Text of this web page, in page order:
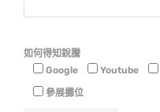
如何得知銳騰
Google
Youtube
參展攤位